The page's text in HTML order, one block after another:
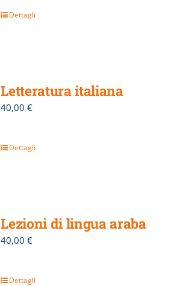
Dettagli
Letteratura italiana
40,00€
Dettagli
Lezioni di lingua araba
40,00€
Dettagli